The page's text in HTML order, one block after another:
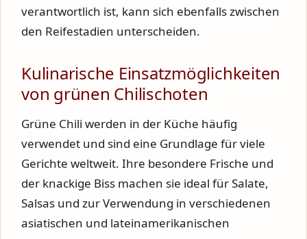
verantwortlich ist, kann sich ebenfalls zwischen
den Reifestadien unterscheiden.
Kulinarische Einsatzmöglichkeiten
von grünen Chilischoten
Grüne Chili werden in der Küche häufig
verwendet und sind eine Grundlage für viele
Gerichte weltweit. Ihre besondere Frische und
der knackige Biss machen sie ideal für Salate,
Salsas und zur Verwendung in verschiedenen
asiatischen und lateinamerikanischen